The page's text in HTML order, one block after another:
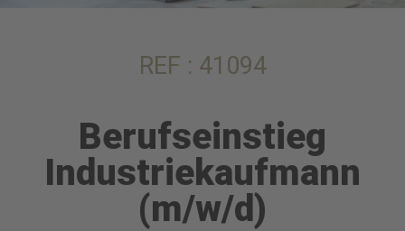
REF : 41094
Berufseinstieg
Industriekaufmann
(m/w/d)